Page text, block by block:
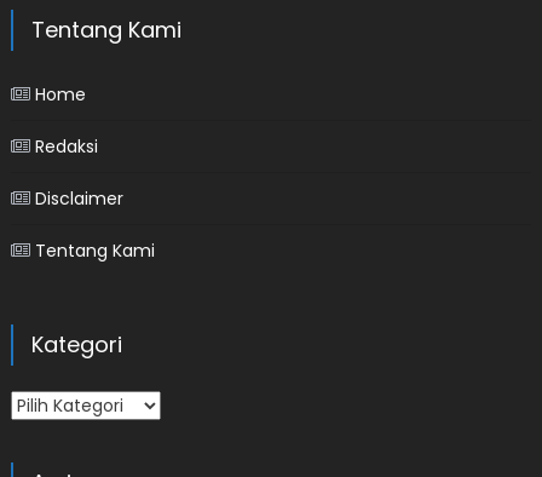
Tentang Kami
Home
Redaksi
Disclaimer
Tentang Kami
Kategori
Kategori